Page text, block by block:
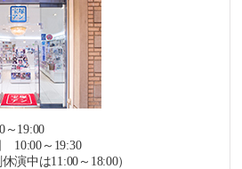
19:00
10:00～19:30
演中は11:00～18:00）